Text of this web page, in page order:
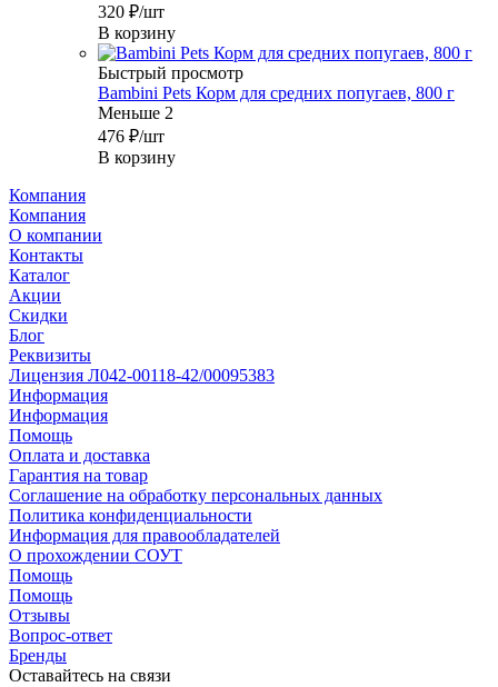
320 ₽/шт
В корзину
Быстрый просмотр
Bambini Pets Корм для средних попугаев, 800 г
Меньше 2
476 ₽/шт
В корзину
Компания
Компания
О компании
Контакты
Каталог
Акции
Скидки
Блог
Реквизиты
Лицензия Л042-00118-42/00095383
Информация
Информация
Помощь
Оплата и доставка
Гарантия на товар
Соглашение на обработку персональных данных
Политика конфиденциальности
Информация для правообладателей
О прохождении СОУТ
Помощь
Помощь
Отзывы
Вопрос-ответ
Бренды
Оставайтесь на связи